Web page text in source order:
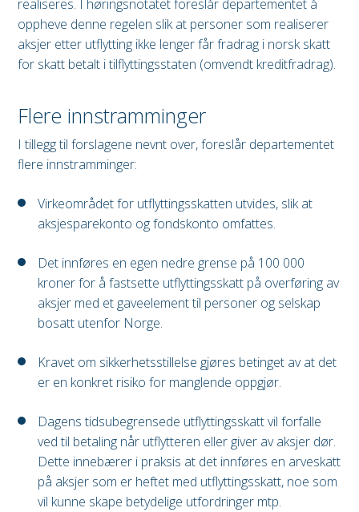
realiseres. I høringsnotatet foreslår departementet å
oppheve denne regelen slik at personer som realiserer
aksjer etter utflytting ikke lenger får fradrag i norsk skatt
for skatt betalt i tilflyttingsstaten (omvendt kreditfradrag).
Flere innstramminger
I tillegg til forslagene nevnt over, foreslår departementet
flere innstramminger:
Virkeområdet for utflyttingsskatten utvides, slik at
aksjesparekonto og fondskonto omfattes.
Det innføres en egen nedre grense på 100 000
kroner for å fastsette utflyttingsskatt på overføring av
aksjer med et gaveelement til personer og selskap
bosatt utenfor Norge.
Kravet om sikkerhetsstillelse gjøres betinget av at det
er en konkret risiko for manglende oppgjør.
Dagens tidsubegrensede utflyttingsskatt vil forfalle
ved til betaling når utflytteren eller giver av aksjer dør.
Dette innebærer i praksis at det innføres en arveskatt
på aksjer som er heftet med utflyttingsskatt, noe som
vil kunne skape betydelige utfordringer mtp.